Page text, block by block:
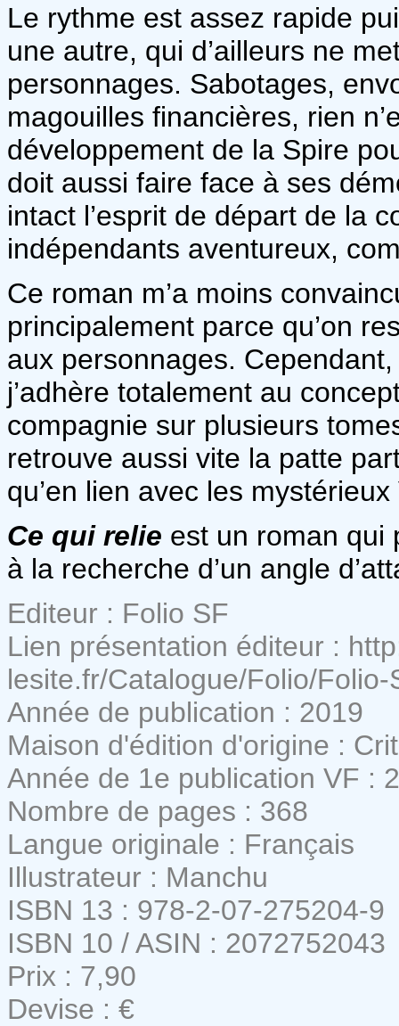
Le rythme est assez rapide
une autre, qui d’ailleurs ne
personnages. Sabotages,
magouilles financières, rien
développement de la Spire
doit aussi faire face à ses
intact l’esprit de départ de la
indépendants aventureux,
Ce roman m’a moins
principalement parce qu’on
aux personnages.
j’adhère totalement au
compagnie sur plusieurs
retrouve aussi vite la patte
qu’en lien avec les mystérieux
Ce qui relie est un roman qui
à la recherche d’un angle
Editeur : Folio SF
Lien présentation éditeur :
lesite.fr/Catalogue/Folio/
Année de publication : 2019
Maison d'édition d'origine :
Année de 1e publication VF :
Nombre de pages : 368
Langue originale : Français
Illustrateur : Manchu
ISBN 13 : 978-2-07-275204-9
ISBN 10 / ASIN : 2072752043
Prix : 7,90
Devise : €